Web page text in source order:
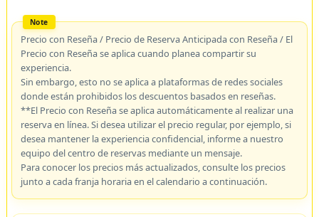
Precio con Reseña / Precio de Reserva Anticipada con Reseña / El
Precio con Reseña se aplica cuando planea compartir su
experiencia.
Sin embargo, esto no se aplica a plataformas de redes sociales
donde están prohibidos los descuentos basados en reseñas.
**El Precio con Reseña se aplica automáticamente al realizar una
reserva en línea. Si desea utilizar el precio regular, por ejemplo, si
desea mantener la experiencia confidencial, informe a nuestro
equipo del centro de reservas mediante un mensaje.
Para conocer los precios más actualizados, consulte los precios
junto a cada franja horaria en el calendario a continuación.